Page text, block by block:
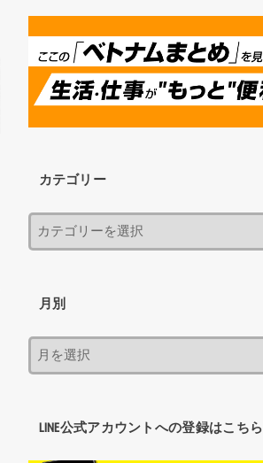
カテゴリー
月別
LINE公式アカウントへの登録はこちら